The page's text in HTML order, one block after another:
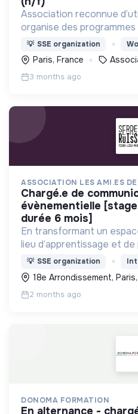
Association reconnue
organise des
malades de 6 à 25 ans et
💡 SSE organization
Paris, France
3 months ago
ASSOCIATION LES AMI.ES
chargé.e de communication & organisation
évènementielle
durée 6 mois]
En transformant un
lieu d’apprentissage et
consacre à la promotion
un Paris plus vert, plus
💡 SSE organization
18e Arrondissement,
2 months ago
DONOMA FORMATION
en alternance - chargé(e) de